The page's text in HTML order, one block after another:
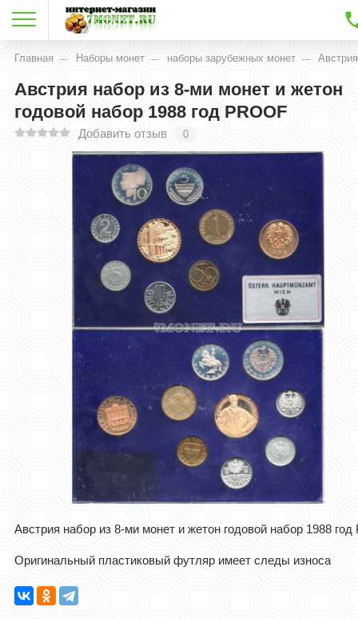
Главная Наборы монет наборы зарубежных монет Австрия
Австрия набор из 8-ми монет и жетон
годовой набор 1988 год PROOF
Добавить отзыв 0
Австрия набор из 8-ми монет и жетон годовой набор 1988 год
Оригинальный пластиковый футляр имеет следы износа